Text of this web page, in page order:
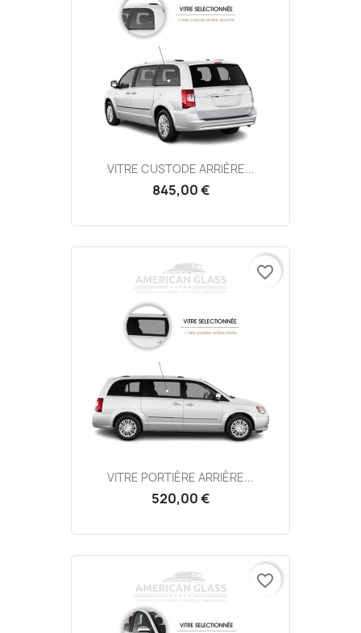
VITRE CUSTODE ARRIÈRE...
845,00 €
VITRE PORTIÈRE ARRIÈRE...
520,00 €
favorite_border
favorite_border